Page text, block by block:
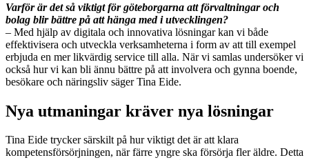
Varför är det så viktigt för göteborgarna att förvaltningar och
bolag blir bättre på att hänga med i utvecklingen?
– Med hjälp av digitala och innovativa lösningar kan vi både
effektivisera och utveckla verksamheterna i form av att till exempel
erbjuda en mer likvärdig service till alla. När vi samlas undersöker vi
också hur vi kan bli ännu bättre på att involvera och gynna boende,
besökare och näringsliv säger Tina Eide.
Nya utmaningar kräver nya lösningar
Tina Eide trycker särskilt på hur viktigt det är att klara
kompetensförsörjningen, när färre yngre ska försörja fler äldre. Detta